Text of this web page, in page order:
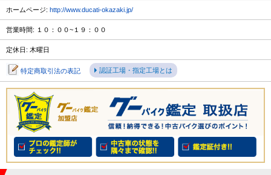
ホームページ: http://www.ducati-okazaki.jp/
営業時間: １０：００~１９：００
定休日: 木曜日
特定商取引法の表記 認証工場・指定工場とは